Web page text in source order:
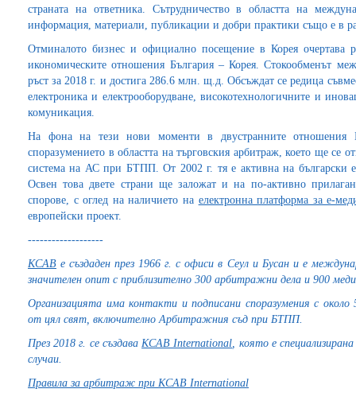
страната на ответника. Сътрудничество в областта на
информация, материали, публикации и добри практики също е в
Отминалото бизнес и официално посещение в Корея очертава
икономическите отношения България – Корея. Стокообменът
ръст за 2018 г. и достига 286.6 млн. щ.д. Обсъждат се редица
електроника и електрооборудване, високотехнологичните и
комуникация.
На фона на тези нови моменти в двустранните отношения
споразумението в областта на търговския арбитраж, което ще се
система на АС при БТПП. От 2002 г. тя е активна на български
Освен това двете страни ще заложат и на по-активно
спорове, с оглед на наличието на електронна платформа за е-
европейски проект.
-------------------
KCAB е създаден през 1966 г. с офиси в Сеул и Бусан и е
значителен опит с приблизително 300 арбитражни дела и 900
Организацията има контакти и подписани споразумения с
от цял свят, включително Арбитражния съд при БТПП.
През 2018 г. се създаваKCAB International, която е
случаи.
Правила за арбитраж при KCAB International